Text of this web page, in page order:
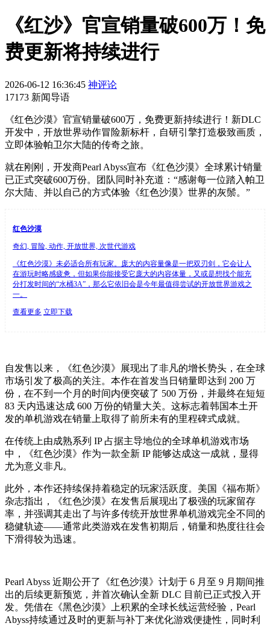
《红沙》官宣销量破600万！免
费更新将持续进行
2026-06-12 16:36:45 神评论
17173 新闻导语
《红色沙漠》官宣销量破600万，免费更新持续进行！新DLC
开发中，开放世界动作冒险新标杆，自研引擎打造极致画质，
立即体验帕卫尔大陆的传奇之旅。
就在刚刚，开发商Pearl Abyss宣布《红色沙漠》全球累计销量
已正式突破600万份。团队同时补充道：“感谢每一位踏入帕卫
尔大陆、并以自己的方式体验《红色沙漠》世界的灰鬃。”
红色沙漠
奇幻, 冒险, 动作, 开放世界, 次世代游戏
《红色沙漠》未必适合所有玩家。庞大的内容量像是一把双刃剑，它会让人
在游玩时略感疲惫，但如果你能接受它庞大的内容体量，又或是想找个能充
分打发时间的“水桶3A”，那么它依旧会是今年最值得尝试的开放世界游戏之
一。
查看更多 立即下载
自发售以来，《红色沙漠》展现出了非凡的增长势头，在全球
市场引发了极高的关注。本作在首发当日销量即达到 200 万
份，在不到一个月的时间内便突破了 500 万份，并最终在短短
83 天内迅速达成 600 万份的销量大关。这标志着韩国本土开
发的单机游戏在销量上取得了前所未有的里程碑式成就。
在传统上由成熟系列 IP 占据主导地位的全球单机游戏市场
中，《红色沙漠》作为一款全新 IP 能够达成这一成就，显得
尤为意义非凡。
此外，本作还持续保持着稳定的玩家活跃度。美国《福布斯》
杂志指出，《红色沙漠》在发售后展现出了极强的玩家留存
率，并强调其走出了与许多传统开放世界单机游戏完全不同的
稳健轨迹——通常此类游戏在发售初期后，销量和热度往往会
下滑得较为迅速。
Pearl Abyss 近期公开了《红色沙漠》计划于 6 月至 9 月期间推
出的后续更新预览，并首次确认全新 DLC 目前已正式投入开
发。凭借在《黑色沙漠》上积累的全球长线运营经验，Pearl
Abyss持续通过及时的更新与补丁来优化游戏便捷性，同时利